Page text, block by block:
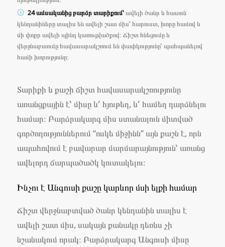
24 ամսականից բարձր տարիքում՝ավելի ծանր և հասուն
կենդանիները տալիս են ավելի շատ միս՝ հարուստ, խորը համով և
մի փոքր ավելի պինդ կառուցվածքով։ Ճիշտ հնեցումը և
վերջնաբտումը հավասարակշռում են փափկությունը՝ պահպանելով
համի խորությունը։
Տարիքի և քաշի ճիշտ հավասարակշռությունը
առանցքային է՝ միսը և՛ հյութեղ, և՛ համեղ դարձնելու
համար։ Բարձրակարգ միս ստանալուն միտված
գործողություններում “ոսկե միջինն” այն քաշն է, որն
ապահովում է բավարար մարմարայնություն՝ առանց
ավելորդ ճարպածածկ կուտակելու։
Ինչու է Անգուսի քաշը կարևոր մսի ելքի համար
Ճիշտ վերջնաբտված ծանր կենդանին տալիս է
ավելի շատ միս, սակայն քանակը դեռևս չի
նշանակում որակ։ Բարձրակարգ Անգուսի միսը